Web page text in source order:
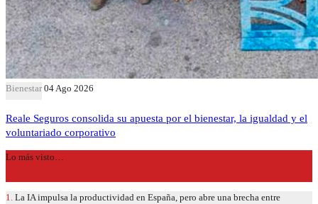
Bienestar 04 Ago 2026
Reale Seguros consolida su apuesta por el bienestar, la igualdad y el
voluntariado corporativo
Lo más visto…
1. La IA impulsa la productividad en España, pero abre una brecha entre